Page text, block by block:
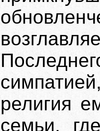
религия
семьи,